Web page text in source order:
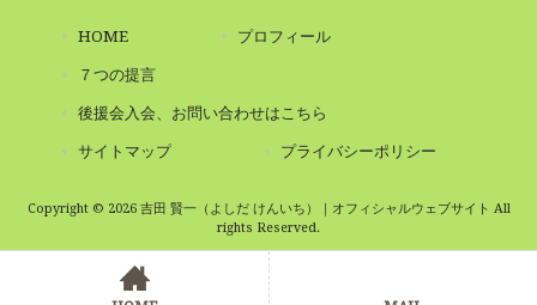
HOME プロフィール
７つの提言
後援会入会、お問い合わせはこちら
サイトマップ プライバシーポリシー
Copyright © 2026 吉田 賢一（よしだ けんいち）｜オフィシャルウェブサイト All
rights Reserved.